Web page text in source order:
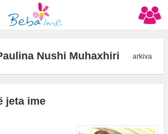
Nushi Muhaxhiri arkiva
jeta ime